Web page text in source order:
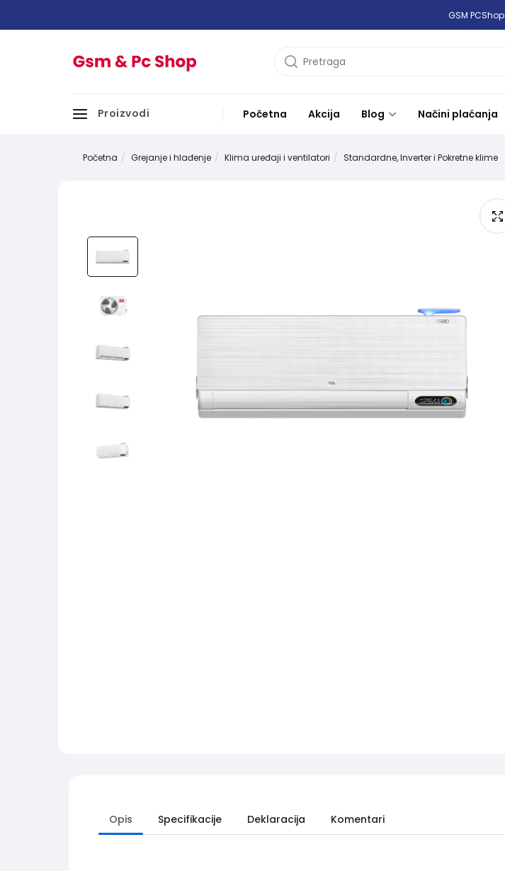
GSM PCShop
Proizvodi Početna Akcija Blog Načini plaćanja
Početna Grejanje i hlađenje Klima uređaji i ventilatori Standardne, Inverter i Pokretne klime
Opis Specifikacije Deklaracija Komentari